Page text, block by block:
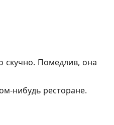
скучно. Помедлив, она
нибудь ресторане.